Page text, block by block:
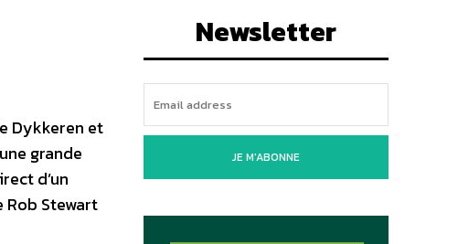
Dykkeren et
grande
d’un
Stewart
Newsletter
JE M'ABONNE